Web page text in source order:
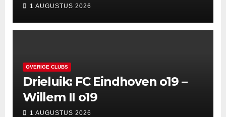
1 AUGUSTUS 2026
OVERIGE CLUBS
Drieluik: FC Eindhoven o19 –
Willem II o19
1 AUGUSTUS 2026